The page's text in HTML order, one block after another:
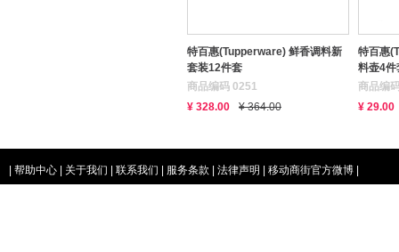
特百惠(Tupperware) 鲜香调料新
套装12件套
商品编码 0251
¥ 328.00
¥ 364.00
特百惠
料壶4
商品编
¥ 29.00
帮助中心 关于我们 联系我们 服务条款 法律声明 移动商街官方微博